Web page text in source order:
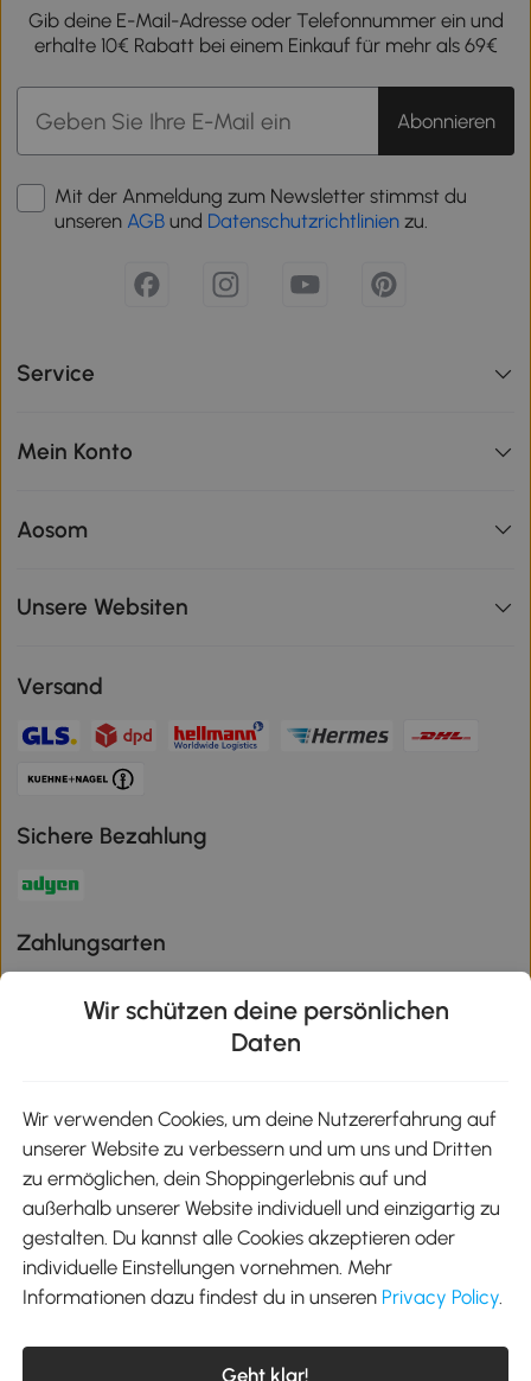
Gib deine E-Mail-Adresse oder Telefonnummer ein und
erhalte 10€ Rabatt bei einem Einkauf für mehr als 69€
Abonnieren
Mit der Anmeldung zum Newsletter stimmst du
unseren AGB und Datenschutzrichtlinien zu.
Service
Mein Konto
Aosom
Unsere Websiten
Versand
Sichere Bezahlung
Zahlungsarten
Aosom-App
Google Play
Tel.: +49 40 87408465
Wir schützen deine persönlichen
Daten
Wir verwenden Cookies, um deine Nutzererfahrung auf
unserer Website zu verbessern und um uns und Dritten
zu ermöglichen, dein Shoppingerlebnis auf und
außerhalb unserer Website individuell und einzigartig zu
gestalten. Du kannst alle Cookies akzeptieren oder
individuelle Einstellungen vornehmen. Mehr
Informationen dazu findest du in unseren Privacy Policy.
Geht klar!